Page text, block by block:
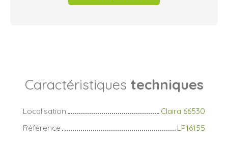
Caractéristiques techniques
Localisation
Claira 66530
Référence
LP16155